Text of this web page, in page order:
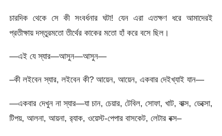
চারদিক থেকে সে কী সংবর্ধনার ঘটা! যেন এরা এতক্ষণ ধরে আমাদেরই
প্রতীক্ষায় দস্তুরমতো তীর্থের কাকের মতো হাঁ করে বসে ছিল।
—এই যে স্যার—আসুন—আসুন—
–কী লইবেন স্যার, লইবেন কী? আয়েন, আয়েন, একবার দেইখ্যাই যান—
—একবার দেখুন না স্যার—যা চান, চেয়ার, টেবিল, সোফা, খাট, বাক্স, ডেক্সো,
টিপয়, আলনা, আয়না, র‍্যাক, ওয়েস্ট-পেপার বাসকেট, লেটার বক্স–